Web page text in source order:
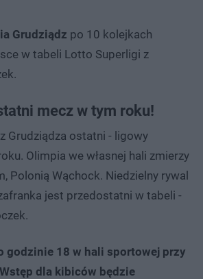
Grudziądz po 10 kolejkach
w tabeli Lotto Superligi z
mecz w tym roku!
Grudziądza ostatni - ligowy
Olimpia we własnej hali zmierzy
Polonią Wąchock. Niedzielny rywal
jest przedostatni w tabeli -
godzinie 18 w hali sportowej przy
dla kibiców będzie